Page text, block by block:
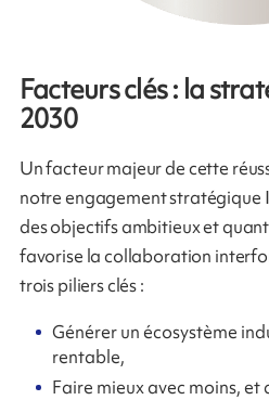
Facteurs clés : la
2030
Un facteur majeur de cette
notre engagement stratégique
des objectifs ambitieux et
favorise la collaboration
trois piliers clés :
Générer un écosystème
rentable,
Faire mieux avec moins,